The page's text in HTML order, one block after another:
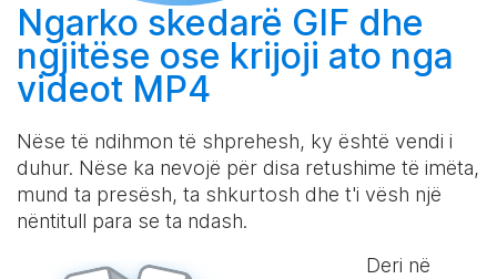
Ngarko skedarë GIF dhe
ngjitëse ose krijoji ato nga
videot MP4
Nëse të ndihmon të shprehesh, ky është vendi i
duhur. Nëse ka nevojë për disa retushime të imëta,
mund ta presësh, ta shkurtosh dhe t'i vësh një
nëntitull para se ta ndash.
Deri në